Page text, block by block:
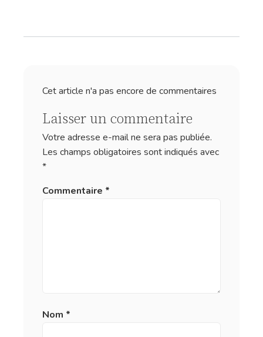
Cet article n'a pas encore de commentaires
Laisser un commentaire
Votre adresse e-mail ne sera pas publiée.
Les champs obligatoires sont indiqués avec
*
Commentaire *
Nom *